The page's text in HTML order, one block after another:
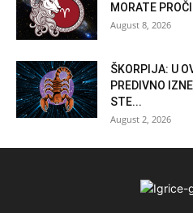
MORATE
August 8, 2026
ŠKORPIJA: U
PREDIVNO
STE...
August 2, 2026